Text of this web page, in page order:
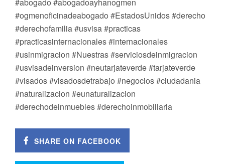
#ogmenoficinadeabogado #EstadosUnidos #derecho
#derechofamilia #usvisa #practicas
#practicasinternacionales #internacionales
#usinmigracion #Nuestras #serviciosdeinmigracion
#usvisadeinversion #neutarjateverde #tarjateverde
#visados #visadosdetrabajo #negocios #ciudadania
#naturalizacion #eunaturalizacion
#derechodeinmuebles #derechoinmobiliaria
SHARE ON FACEBOOK